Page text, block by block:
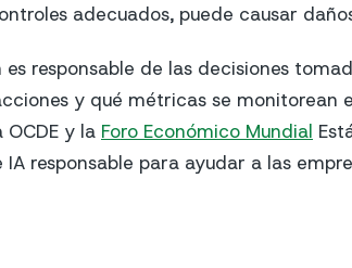
adecuados, puede causar
es responsable de las decisiones
y qué métricas se monitorean
y la Foro Económico Mundial
responsable para ayudar a las